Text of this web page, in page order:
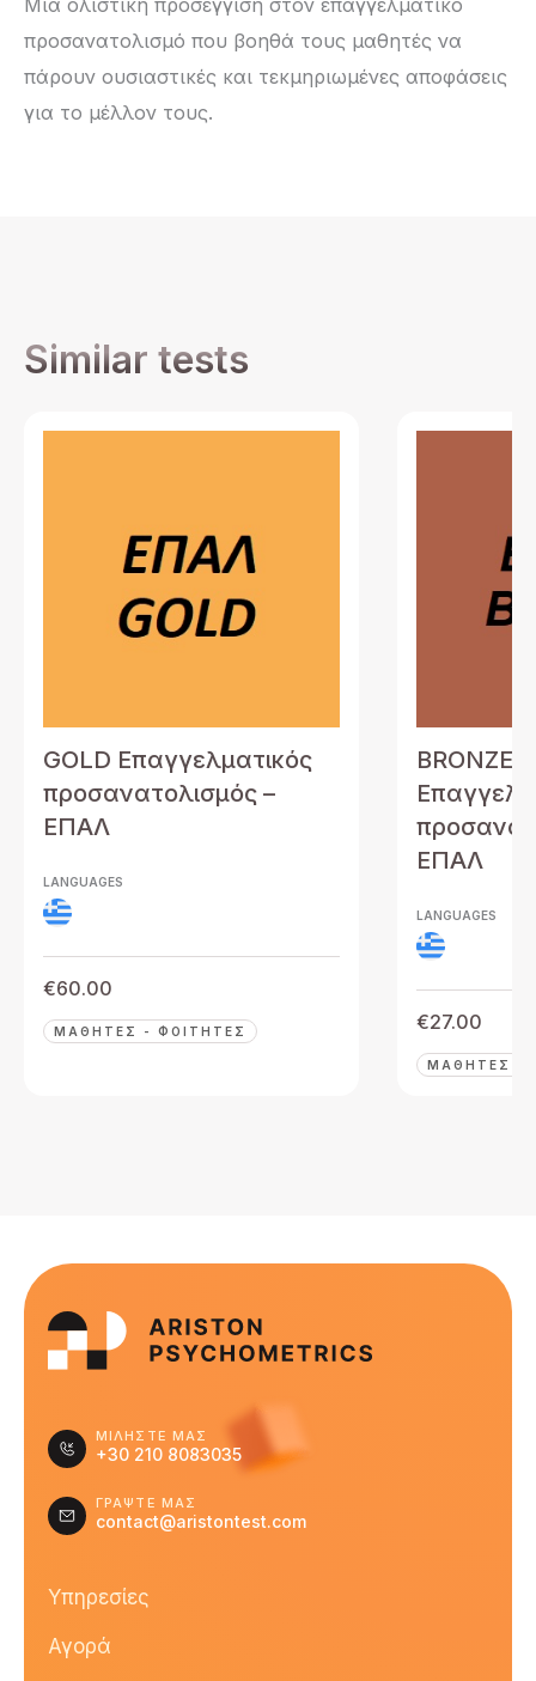
προσανατολισμό που βοηθά τους μαθητές να
πάρουν ουσιαστικές και τεκμηριωμένες αποφάσεις
για το μέλλον τους.
Similar tests
GOLD Επαγγελματικός
προσανατολισμός –
ΕΠΑΛ
LANGUAGES
€60.00
ΜΑΘΗΤΈΣ - ΦΟΙΤΗΤΈΣ
BRONZE
ΕΠΑΛ
LANGUAGES
€27.00
ΜΑΘΗΤΈΣ -
ΜΙΛΗΣΤΕ ΜΑΣ
+30 210 8083035
ΓΡΑΨΤΕ ΜΑΣ
contact@aristontest.com
Υπηρεσίες
Αγορά